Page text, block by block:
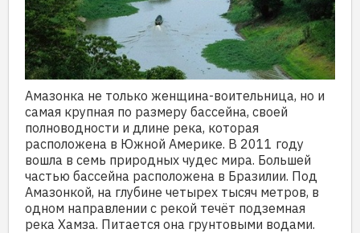
Амазонка не только женщина-воительница, но и
самая крупная по размеру бассейна, своей
полноводности и длине река, которая
расположена в Южной Америке. В 2011 году
вошла в семь природных чудес мира. Большей
частью бассейна расположена в Бразилии. Под
Амазонкой, на глубине четырех тысяч метров, в
одном направлении с рекой течёт подземная
река Хамза. Питается она грунтовыми водами.